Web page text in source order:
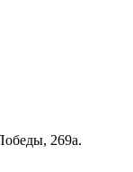
269а.